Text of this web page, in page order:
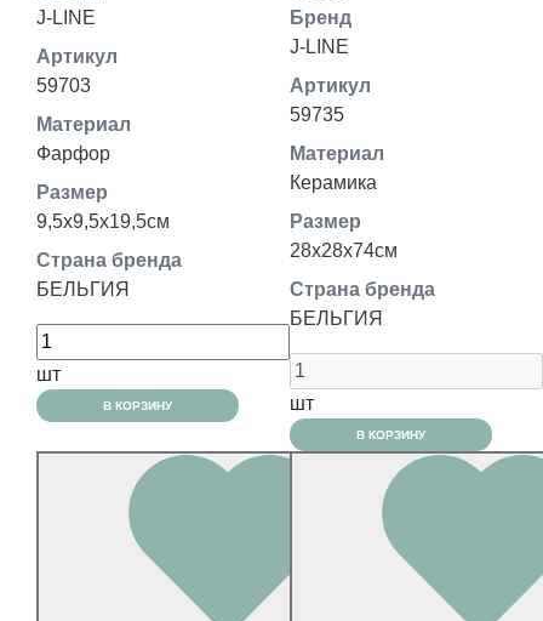
J-LINE
Артикул
59703
Материал
Фарфор
Размер
9,5x9,5x19,5см
Страна бренда
БЕЛЬГИЯ
шт
В КОРЗИНУ
Бренд
J-LINE
Артикул
59735
Материал
Керамика
Размер
28x28x74см
Страна бренда
БЕЛЬГИЯ
шт
В КОРЗИНУ